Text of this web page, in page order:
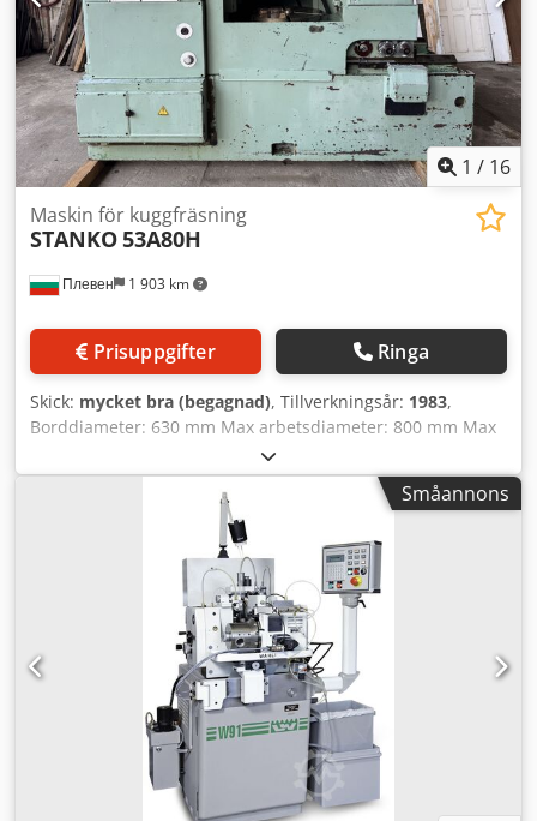
1 / 16
Плевен 1 903 km
Maskin för kuggfräsning
STANKO53A80H
Prisuppgifter Ringa
Skick: mycket bra (begagnad), Tillverkningsår: 1983,
Borddiameter: 630 mm Max arbetsdiameter: 800 mm Max
modul: 10 Dkjdpfx Aozbhytjkusr Utrustad med växelhjul
och dornar
Småannons